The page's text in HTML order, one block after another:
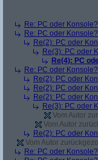
Re: PC oder Konsole?
Re: PC oder Konsole?
Re(2): PC oder
Re(3): PC oder
Re(4): PC
Re: PC oder Konsole?
Re(2): PC oder
Re(2): PC oder
Re(2): PC oder
Re(3): PC oder
Vom Autor
Vom Autor
Re(2): PC oder
Vom Autor
Re: PC oder Konsole?